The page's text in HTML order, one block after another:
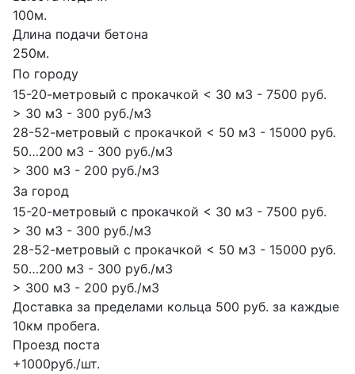
100м.
Длина подачи бетона
250м.
По городу
15-20-метровый с прокачкой < 30 м3 - 7500 руб.
> 30 м3 - 300 руб./м3
28-52-метровый с прокачкой < 50 м3 - 15000 руб.
50…200 м3 - 300 руб./м3
> 300 м3 - 200 руб./м3
За город
15-20-метровый с прокачкой < 30 м3 - 7500 руб.
> 30 м3 - 300 руб./м3
28-52-метровый с прокачкой < 50 м3 - 15000 руб.
50…200 м3 - 300 руб./м3
> 300 м3 - 200 руб./м3
Доставка за пределами кольца 500 руб. за каждые
10км пробега.
Проезд поста
+1000руб./шт.